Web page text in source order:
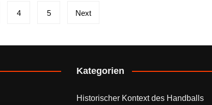
4 5 Next
Kategorien
Historischer Kontext des Handballs